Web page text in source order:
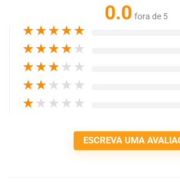
0.0 fora de 5
★★★★★
★★★★ ★
★★★ ★ ★
★★ ★ ★ ★
★ ★ ★ ★ ★
ESCREVA UMA